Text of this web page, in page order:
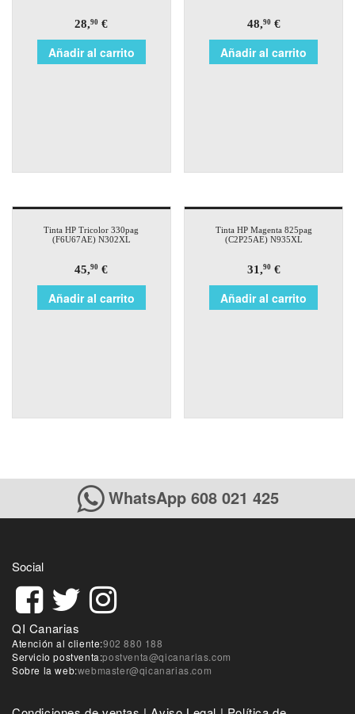
28,90 €
Añadir al carrito
48,90€
Añadir al carrito
Tinta HP Tricolor 330pag
(F6U67AE) N302XL
45,90 €
Añadir al carrito
Tinta HP Magenta 825pag
(C2P25AE) N935XL
31,90€
Añadir al carrito
WhatsApp 608 021 425
Social
QI Canarias
Atención al cliente:902 880 188
Servicio postventa:postventa@qicanarias.com
Sobre la web:webmaster@qicanarias.com